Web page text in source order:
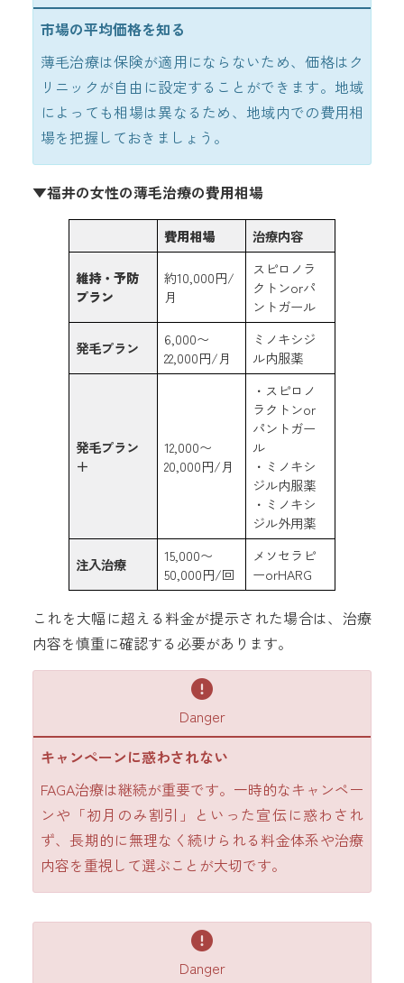
市場の平均価格を知る
薄毛治療は保険が適用にならないため、価格はク
リニックが自由に設定することができます。地域
によっても相場は異なるため、地域内での費用相
場を把握しておきましょう。
▼福井の女性の薄毛治療の費用相場
費用相場 治療内容
維持・予防
プラン
約10,000円/
月
スピロノラ
クトンorパ
ントガール
発毛プラン
6,000〜
22,000円/月
ミノキシジ
ル内服薬
発毛プラン
＋
12,000〜
20,000円/月
・スピロノ
ラクトンor
パントガー
ル
・ミノキシ
ジル内服薬
・ミノキシ
ジル外用薬
注入治療
15,000〜
50,000円/回
メソセラピ
ーorHARG
これを大幅に超える料金が提示された場合は、治療
内容を慎重に確認する必要があります。
Danger
キャンペーンに惑わされない
FAGA治療は継続が重要です。一時的なキャンペー
ンや「初月のみ割引」といった宣伝に惑わされ
ず、長期的に無理なく続けられる料金体系や治療
内容を重視して選ぶことが大切です。
Danger